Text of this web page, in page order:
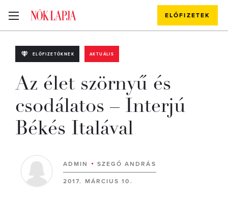
ELŐFIZETEK
ELŐFIZETŐKNEK AKTUÁLIS
Az élet szörnyű és
csodálatos – Interjú
Békés Italával
ADMIN SZEGŐ ANDRÁS
2017. MÁRCIUS 10.